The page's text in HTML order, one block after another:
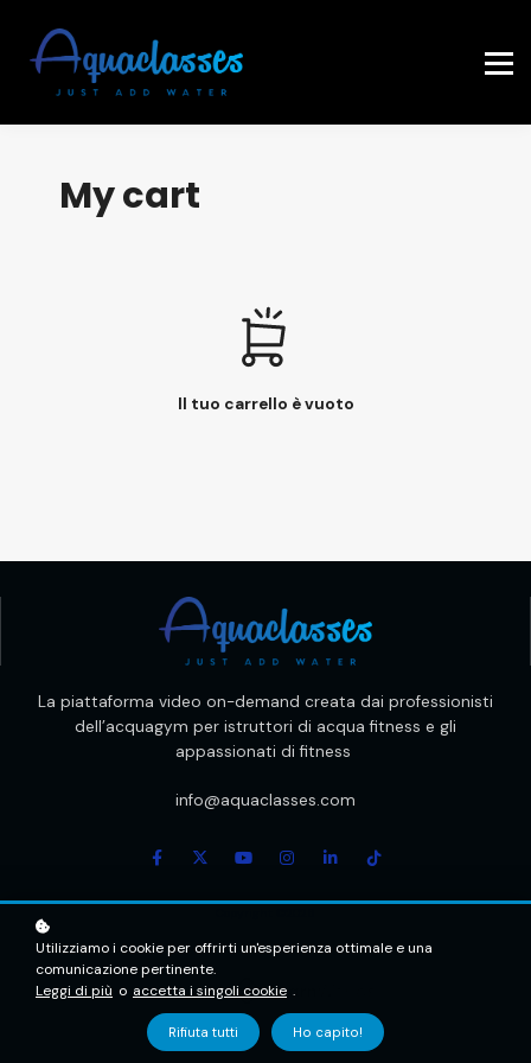
Accedi
My cart
Il tuo carrello è vuoto
La piattaforma video on-demand creata dai professionisti
dell’acquagym per istruttori di acqua fitness e gli
appassionati di fitness
info@aquaclasses.com
Creato con
Utilizziamo i cookie per offrirti un'esperienza ottimale e una
comunicazione pertinente.
Leggi di più o accetta i singoli cookie .
Rifiuta tutti Ho capito!